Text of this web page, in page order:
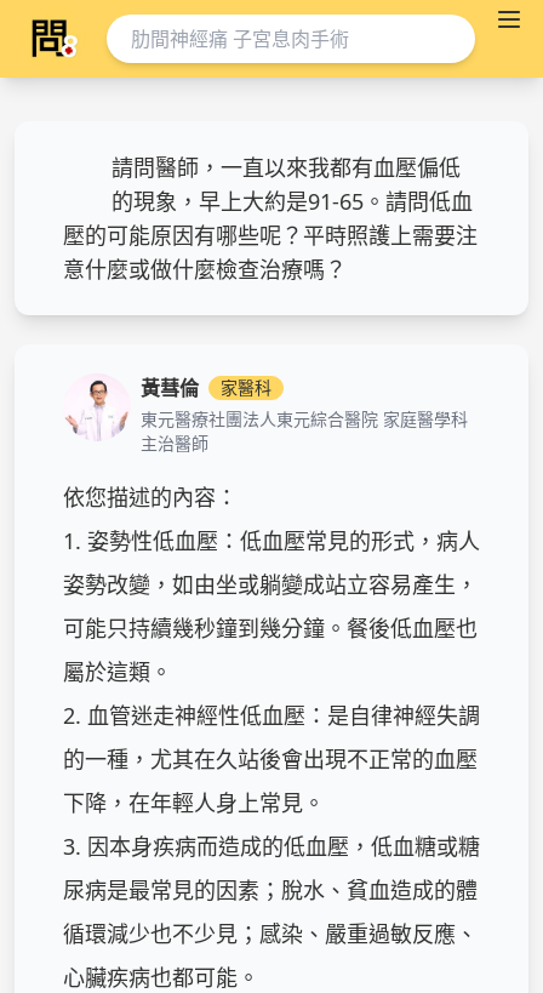
請問醫師，一直以來我都有血壓偏低
的現象，早上大約是91-65。請問低血
壓的可能原因有哪些呢？平時照護上需要注
意什麼或做什麼檢查治療嗎？
黃彗倫
家醫科
東元醫療社團法人東元綜合醫院 家庭醫學科
主治醫師
依您描述的內容：
1. 姿勢性低血壓：低血壓常見的形式，病人
姿勢改變，如由坐或躺變成站立容易產生，
可能只持續幾秒鐘到幾分鐘。餐後低血壓也
屬於這類。
2. 血管迷走神經性低血壓：是自律神經失調
的一種，尤其在久站後會出現不正常的血壓
下降，在年輕人身上常見。
3. 因本身疾病而造成的低血壓，低血糖或糖
尿病是最常見的因素；脫水、貧血造成的體
循環減少也不少見；感染、嚴重過敏反應、
心臟疾病也都可能。